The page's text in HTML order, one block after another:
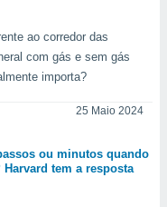
ao corredor das
com gás e sem gás
importa?
25 Maio 2024
ou minutos quando
tem a resposta